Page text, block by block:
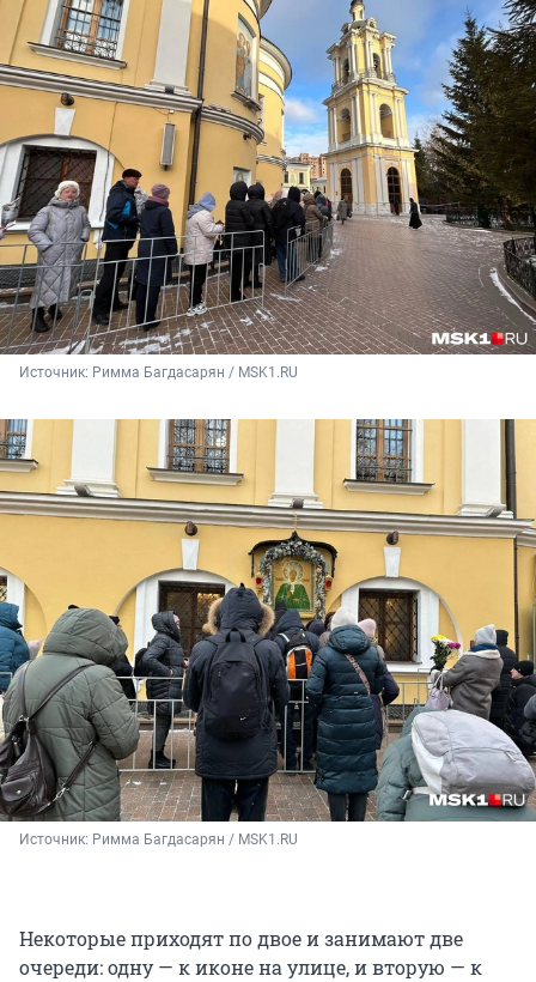
Источник: Римма Багдасарян / MSK1.RU
Источник: Римма Багдасарян / MSK1.RU
Некоторые приходят по двое и занимают две
очереди: одну — к иконе на улице, и вторую — к